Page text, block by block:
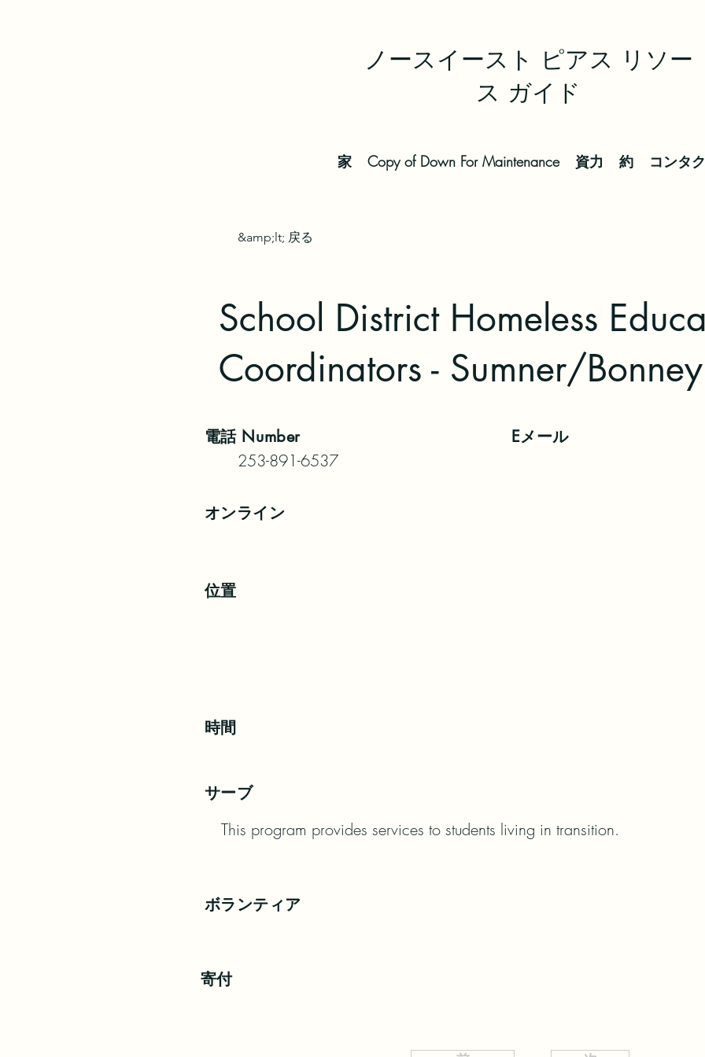
ノースイースト ピアス リソー
ス ガイド
家 Copy of Down For Maintenance 資力 約 コンタ
&amp;lt; 戻る
School District Homeless
Coordinators - Sumner/
電話Number
253-891-6537
Eメール
オンライン
位置
時間
サーブ
This program provides services to students living in transition.
ボランティア
寄付